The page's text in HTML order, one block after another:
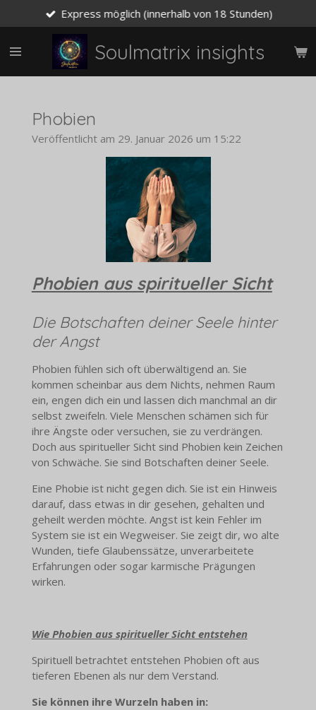
Hauptinhalt
springen
Soulmatrix insights
Express möglich (innerhalb von 18 Stunden)
Phobien
Veröffentlicht am 29. Januar 2026 um 15:22
Phobien aus spiritueller Sicht
Die Botschaften deiner Seele hinter
der Angst
Phobien fühlen sich oft überwältigend an. Sie
kommen scheinbar aus dem Nichts, nehmen Raum
ein, engen dich ein und lassen dich manchmal an dir
selbst zweifeln. Viele Menschen schämen sich für
ihre Ängste oder versuchen, sie zu verdrängen.
Doch aus spiritueller Sicht sind Phobien kein Zeichen
von Schwäche. Sie sind Botschaften deiner Seele.
Eine Phobie ist nicht gegen dich. Sie ist ein Hinweis
darauf, dass etwas in dir gesehen, gehalten und
geheilt werden möchte. Angst ist kein Fehler im
System sie ist ein Wegweiser. Sie zeigt dir, wo alte
Wunden, tiefe Glaubenssätze, unverarbeitete
Erfahrungen oder sogar karmische Prägungen
wirken.
Wie Phobien aus spiritueller Sicht entstehen
Spirituell betrachtet entstehen Phobien oft aus
tieferen Ebenen als nur dem Verstand.
Sie können ihre Wurzeln haben in: